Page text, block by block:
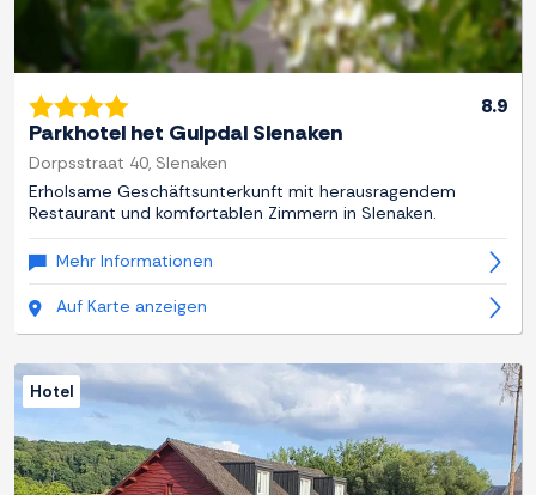
8.9
Parkhotel het Gulpdal Slenaken
Dorpsstraat 40, Slenaken
Erholsame Geschäftsunterkunft mit herausragendem
Restaurant und komfortablen Zimmern in Slenaken.
Mehr Informationen
Auf Karte anzeigen
Hotel